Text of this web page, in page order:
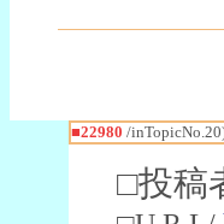
■22980 /
□投稿